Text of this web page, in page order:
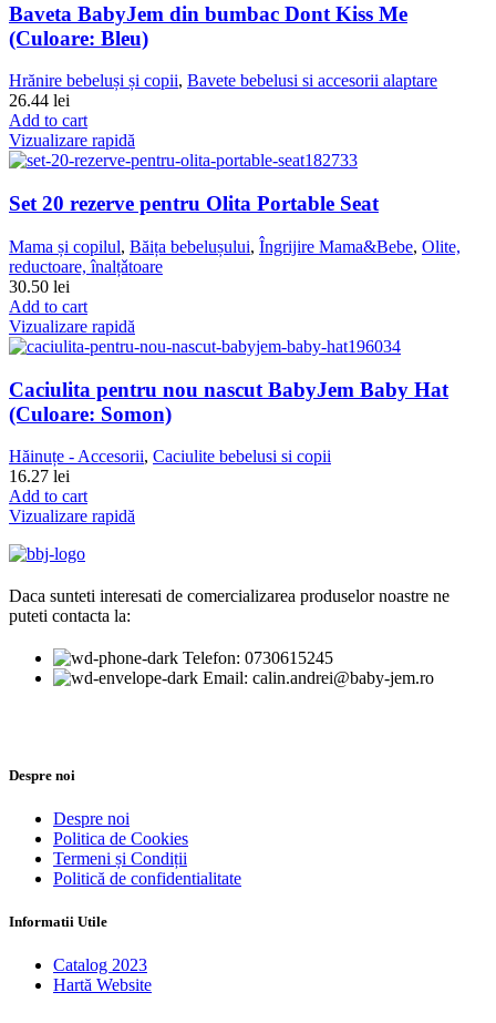
Baveta BabyJem din bumbac Dont Kiss Me
(Culoare: Bleu)
Hrănire bebeluși și copii, Bavete bebelusi si accesorii alaptare
26.44 lei
Add to cart
Vizualizare rapidă
Set 20 rezerve pentru Olita Portable Seat
Mama și copilul, Băița bebelușului, Îngrijire Mama&Bebe, Olite,
reductoare, înalțǎtoare
30.50 lei
Add to cart
Vizualizare rapidă
Caciulita pentru nou nascut BabyJem Baby Hat
(Culoare: Somon)
Hăinuțe - Accesorii, Caciulite bebelusi si copii
16.27 lei
Add to cart
Vizualizare rapidă
Daca sunteti interesati de comercializarea produselor noastre ne
puteti contacta la:
Telefon: 0730615245
Email: calin.andrei@baby-jem.ro
Despre noi
Despre noi
Politica de Cookies
Termeni și Condiții
Politică de confidentialitate
Informatii Utile
Catalog 2023
Hartă Website